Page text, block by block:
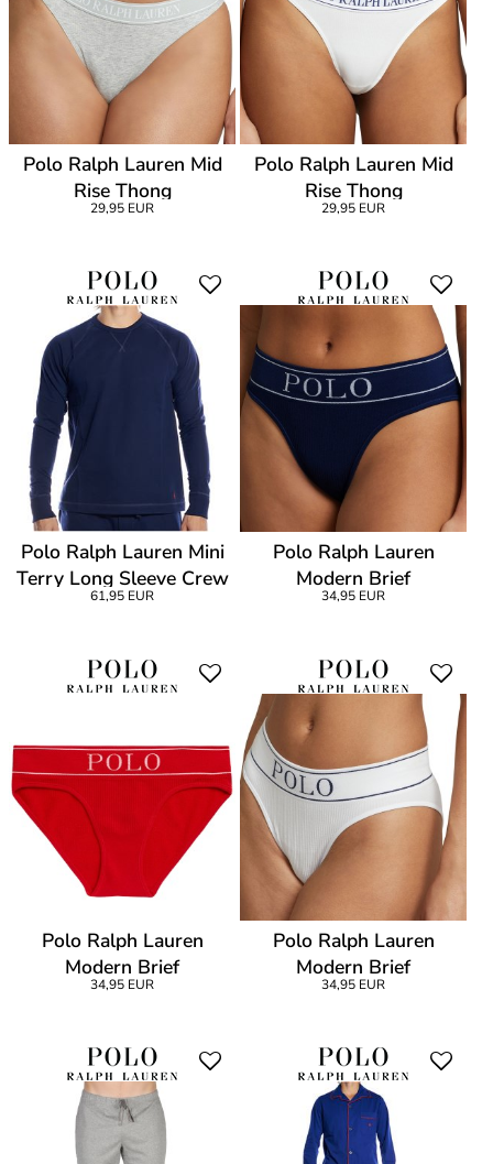
Polo Ralph Lauren Mid
Rise Thong
29,95 EUR
Polo Ralph Lauren Mid
Rise Thong
29,95 EUR
Polo Ralph Lauren Mini
Terry Long Sleeve Crew
61,95 EUR
Polo Ralph Lauren
Modern Brief
34,95 EUR
Polo Ralph Lauren
Modern Brief
34,95 EUR
Polo Ralph Lauren
Modern Brief
34,95 EUR